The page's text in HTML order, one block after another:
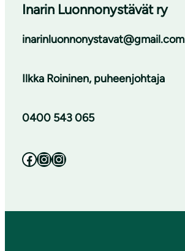
Inarin Luonnonystävät ry
inarinluonnonystavat@gmail.com
Ilkka Roininen, puheenjohtaja
0400 543 065
Facebook InstagramInstagram